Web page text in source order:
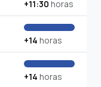
+11:30 horas
+14 horas
+14 horas